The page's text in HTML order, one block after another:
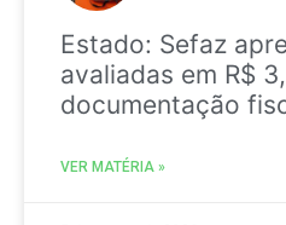
Estado: Sefaz
avaliadas em R$
documentação
VER MATÉRIA »